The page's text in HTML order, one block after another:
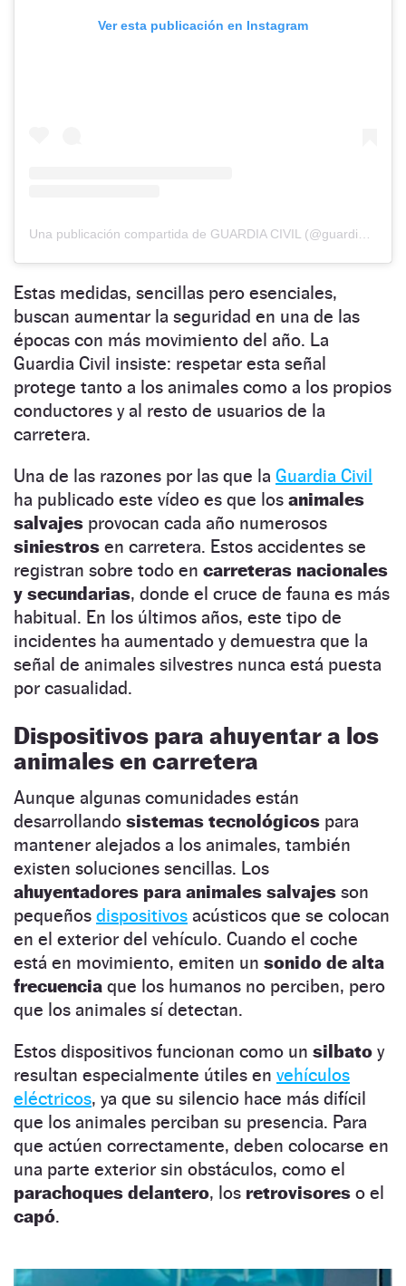
Ver esta publicación en Instagram
Una publicación compartida de GUARDIA CIVIL (@guardiacivil062)
Estas medidas, sencillas pero esenciales,
buscan aumentar la seguridad en una de las
épocas con más movimiento del año. La
Guardia Civil insiste: respetar esta señal
protege tanto a los animales como a los propios
conductores y al resto de usuarios de la
carretera.
Una de las razones por las que la Guardia Civil
ha publicado este vídeo es que los animales
salvajes provocan cada año numerosos
siniestros en carretera. Estos accidentes se
registran sobre todo en carreteras nacionales
y secundarias, donde el cruce de fauna es más
habitual. En los últimos años, este tipo de
incidentes ha aumentado y demuestra que la
señal de animales silvestres nunca está puesta
por casualidad.
Dispositivos para ahuyentar a los
animales en carretera
Aunque algunas comunidades están
desarrollando sistemas tecnológicos para
mantener alejados a los animales, también
existen soluciones sencillas. Los
ahuyentadores para animales salvajes son
pequeños dispositivos acústicos que se colocan
en el exterior del vehículo. Cuando el coche
está en movimiento, emiten un sonido de alta
frecuencia que los humanos no perciben, pero
que los animales sí detectan.
Estos dispositivos funcionan como un silbato y
resultan especialmente útiles en vehículos
eléctricos, ya que su silencio hace más difícil
que los animales perciban su presencia. Para
que actúen correctamente, deben colocarse en
una parte exterior sin obstáculos, como el
parachoques delantero, los retrovisores o el
capó.